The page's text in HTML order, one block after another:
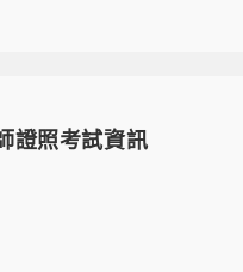
證照考試資訊